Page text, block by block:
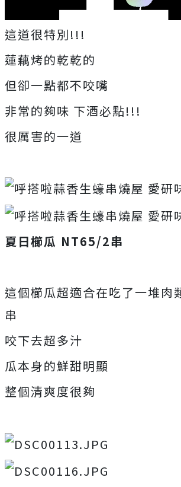
這道很特別!!!
蓮藕烤的乾乾的
但卻一點都不咬嘴
非常的夠味 下酒必點!!!
很厲害的一道
夏日櫛瓜 NT65/2串
這個櫛瓜超適合在吃了一堆肉
串
咬下去超多汁
瓜本身的鮮甜明顯
整個清爽度很夠